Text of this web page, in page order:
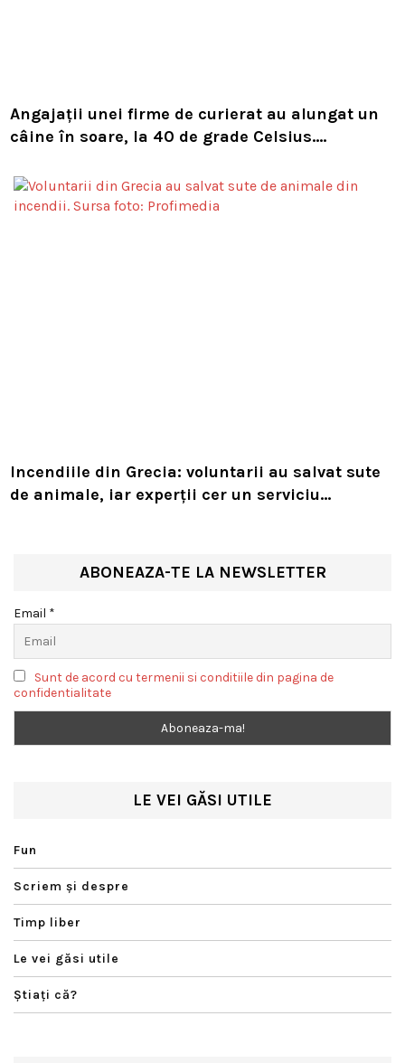
Angajații unei firme de curierat au alungat un
câine în soare, la 40 de grade Celsius.
Incendiile din Grecia: voluntarii au salvat sute
de animale, iar experții cer un serviciu
ABONEAZA-TE LA NEWSLETTER
Email *
Sunt de acord cu termenii si conditiile din pagina de
confidentialitate
LE VEI GĂSI UTILE
Fun
Scriem şi despre
Timp liber
Le vei găsi utile
Ştiaţi că?